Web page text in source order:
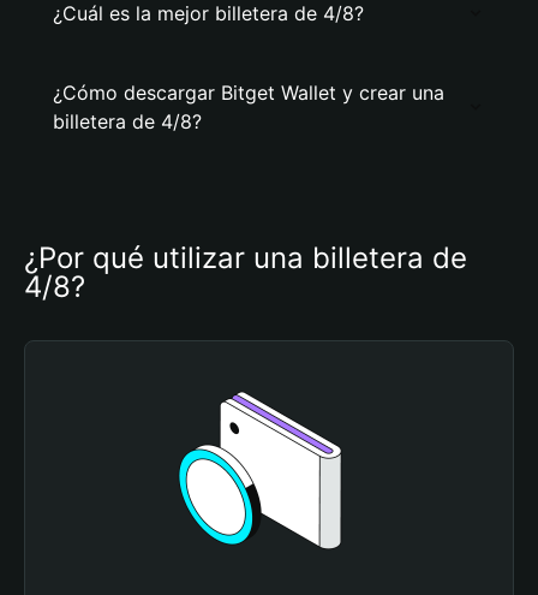
¿Cuál es la mejor billetera de 4/8?
¿Cómo descargar Bitget Wallet y crear una
billetera de 4/8?
¿Por qué utilizar una billetera de
4/8?